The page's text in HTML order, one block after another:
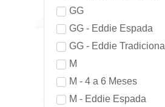
GG
GG - Eddie Espada
GG - Eddie Tradicional
M
M - 4 a 6 Meses
M - Eddie Espada